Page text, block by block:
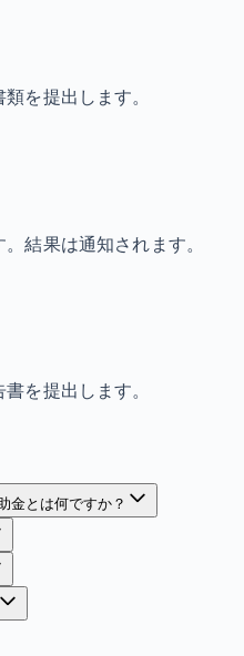
を提出します。
結果は通知されます。
を提出します。
金とは何ですか？